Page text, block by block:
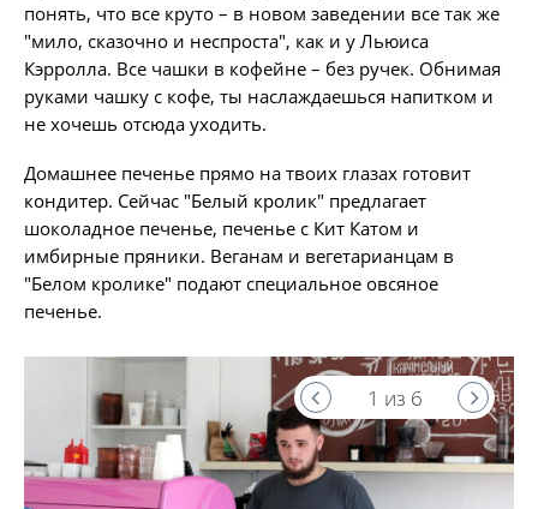
понять, что все круто – в новом заведении все так же
"мило, сказочно и неспроста", как и у Льюиса
Кэрролла. Все чашки в кофейне – без ручек. Обнимая
руками чашку с кофе, ты наслаждаешься напитком и
не хочешь отсюда уходить.
Домашнее печенье прямо на твоих глазах готовит
кондитер. Сейчас "Белый кролик" предлагает
шоколадное печенье, печенье с Кит Катом и
имбирные пряники. Веганам и вегетарианцам в
"Белом кролике" подают специальное овсяное
печенье.
1 из 6